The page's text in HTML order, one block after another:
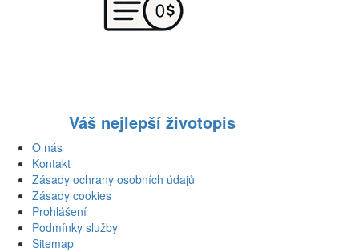
Váš nejlepší životopis
O nás
Kontakt
Zásady ochrany osobních údajů
Zásady cookies
Prohlášení
Podmínky služby
Sitemap